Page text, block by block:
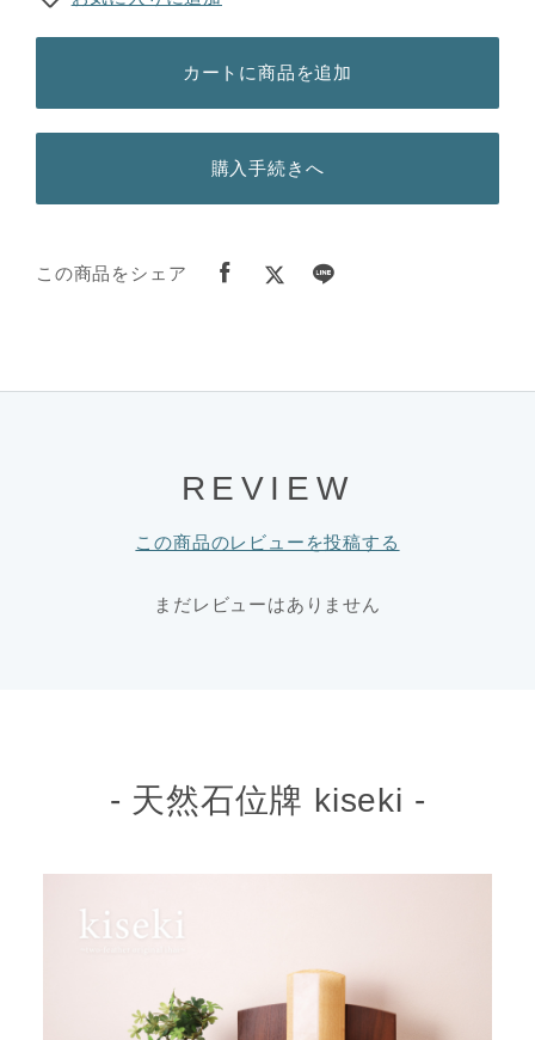
カートに商品を追加
購入手続きへ
この商品をシェア
REVIEW
この商品のレビューを投稿する
まだレビューはありません
- 天然石位牌 kiseki -